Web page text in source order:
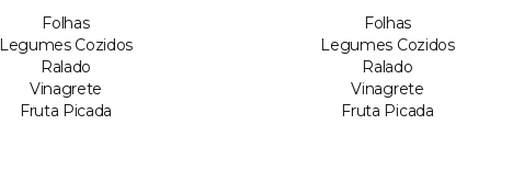
Folhas
Legumes Cozidos
Ralado
Vinagrete
Fruta Picada
Folhas
Legumes Cozidos
Ralado
Vinagrete
Fruta Picada